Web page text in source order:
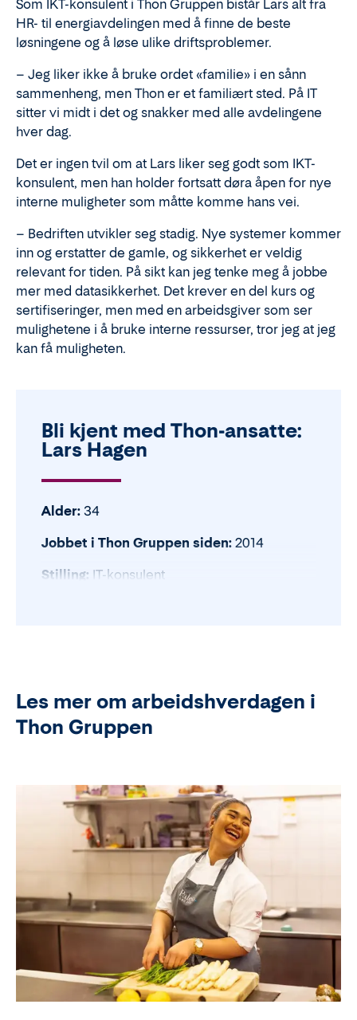
Som IKT-konsulent i Thon Gruppen bistår Lars alt fra
HR- til energiavdelingen med å finne de beste
løsningene og å løse ulike driftsproblemer.
– Jeg liker ikke å bruke ordet «familie» i en sånn
sammenheng, men Thon er et familiært sted. På IT
sitter vi midt i det og snakker med alle avdelingene
hver dag.
Det er ingen tvil om at Lars liker seg godt som IKT-
konsulent, men han holder fortsatt døra åpen for nye
interne muligheter som måtte komme hans vei.
– Bedriften utvikler seg stadig. Nye systemer kommer
inn og erstatter de gamle, og sikkerhet er veldig
relevant for tiden. På sikt kan jeg tenke meg å jobbe
mer med datasikkerhet. Det krever en del kurs og
sertifiseringer, men med en arbeidsgiver som ser
mulighetene i å bruke interne ressurser, tror jeg at jeg
kan få muligheten.
Bli kjent med Thon-ansatte:
Lars Hagen
Alder: 34
Jobbet i Thon Gruppen siden: 2014
Stilling: IT-konsulent
meg:Jeg snakker flytende spansk (og
forhåpentligvis snart italiensk).
Les mer om arbeidshverdagen i
Thon Gruppen